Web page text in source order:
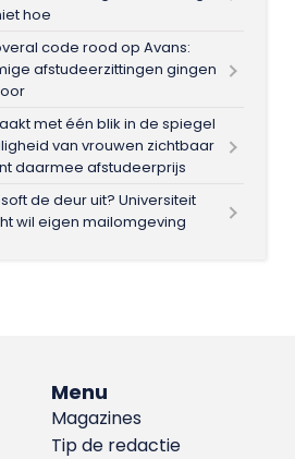
hoe
code rood op Avans:
afstudeerzittingen gingen
met één blik in de spiegel
van vrouwen zichtbaar
daarmee afstudeerprijs
de deur uit? Universiteit
wil eigen mailomgeving
Menu
Magazines
Tip de redactie